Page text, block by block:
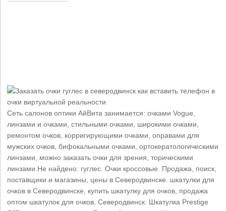
Сеть салонов оптики АйВита занимается: очками Vogue,
линзами и очками, стильными очками, широкими очками,
ремонтом очков, корригирующими очками, оправами для
мужских очков, бифокальными очками, ортокератологическими
линзами, можно заказать очки для зрения, торическими
линзами.Не найдено: гуглес. Очки кроссовые. Продажа, поиск,
поставщики и магазины, цены в Северодвинске. шкатулки для
очков в Северодвинске, купить шкатулку для очков, продажа
оптом шкатулок для очков, Северодвинск. Шкатулка Prestige